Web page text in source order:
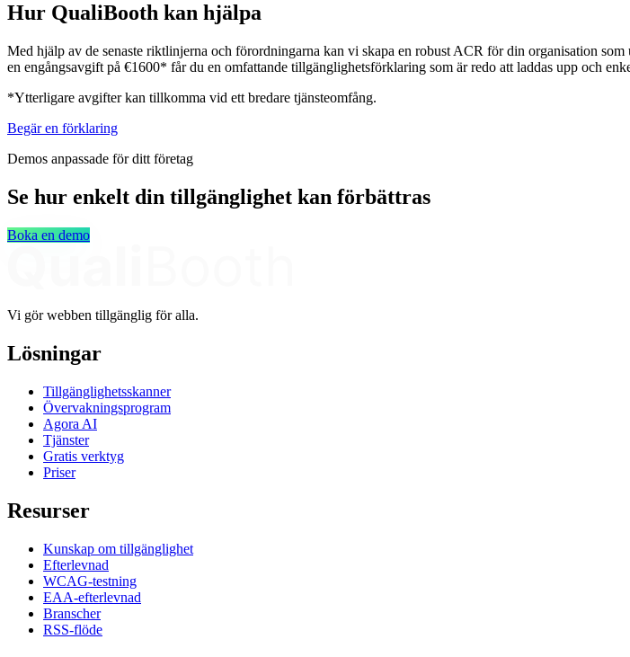
Hur QualiBooth kan hjälpa
Med hjälp av de senaste riktlinjerna och förordningarna kan vi skapa en robust ACR för din organisation
en engångsavgift på €1600* får du en omfattande tillgänglighetsförklaring som är redo att laddas upp och
*Ytterligare avgifter kan tillkomma vid ett bredare tjänsteomfång.
Begär en förklaring
Demos anpassade för ditt företag
Se hur enkelt din tillgänglighet kan förbättras
Boka en demo
Vi gör webben tillgänglig för alla.
Lösningar
Tillgänglighetsskanner
Övervakningsprogram
Agora AI
Tjänster
Gratis verktyg
Priser
Resurser
Kunskap om tillgänglighet
Efterlevnad
WCAG-testning
EAA-efterlevnad
Branscher
RSS-flöde